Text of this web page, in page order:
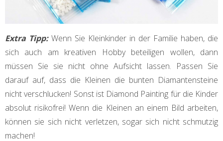
Extra Tipp: Wenn Sie Kleinkinder in der Familie haben, die
sich auch am kreativen Hobby beteiligen wollen, dann
müssen Sie sie nicht ohne Aufsicht lassen. Passen Sie
darauf auf, dass die Kleinen die bunten Diamantensteine
nicht verschlucken! Sonst ist Diamond Painting für die Kinder
absolut risikofrei! Wenn die Kleinen an einem Bild arbeiten,
können sie sich nicht verletzen, sogar sich nicht schmutzig
machen!